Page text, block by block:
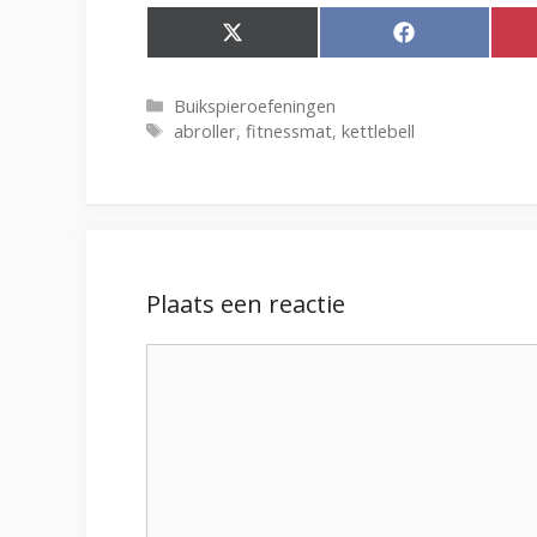
Share
on
Share
on
Categorieën
Buikspieroefeningen
Tags
abroller,fitnessmat,kettlebell
Plaats een reactie